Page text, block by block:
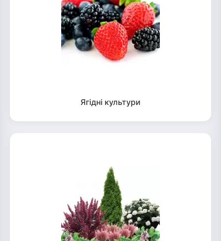
Ягідні культури